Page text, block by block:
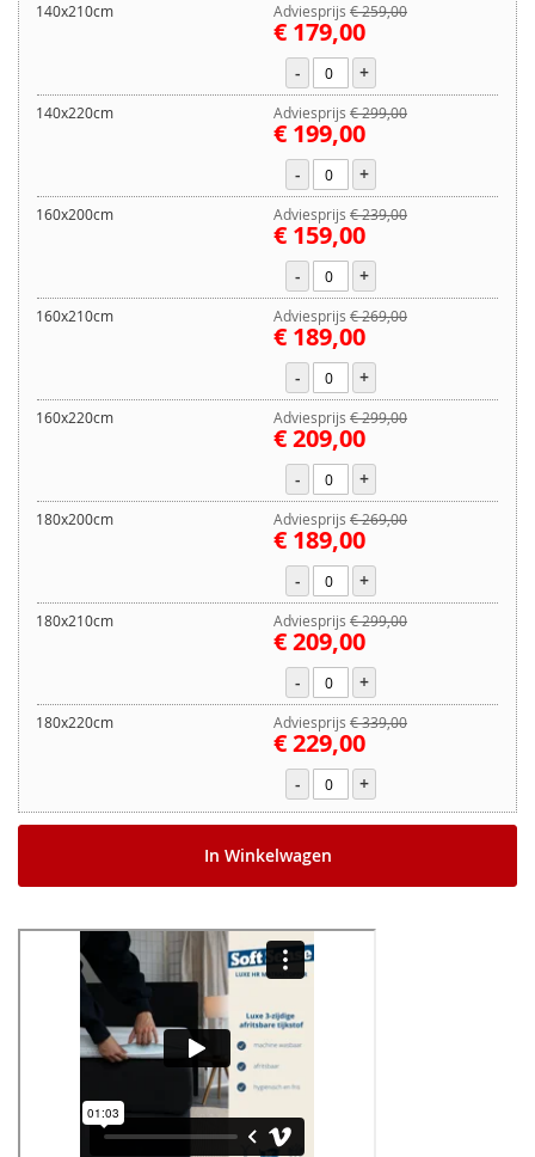
140x210cm Adviesprijs € 259,00
€ 179,00
- +
140x220cm Adviesprijs € 299,00
€ 199,00
- +
160x200cm Adviesprijs € 239,00
€ 159,00
- +
160x210cm Adviesprijs € 269,00
€ 189,00
- +
160x220cm Adviesprijs € 299,00
€ 209,00
- +
180x200cm Adviesprijs € 269,00
€ 189,00
- +
180x210cm Adviesprijs € 299,00
€ 209,00
- +
180x220cm Adviesprijs € 339,00
€ 229,00
- +
In Winkelwagen